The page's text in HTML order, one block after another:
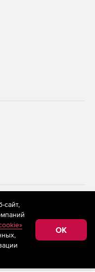
применяются
технологии
сбора,
к
Федерации)
сайт,
OK